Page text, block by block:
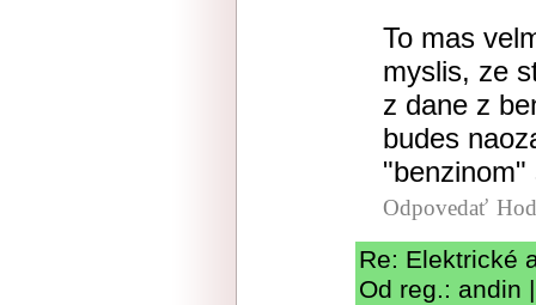
To mas
myslis, ze
z dane z
budes
Odpovedať
Re: Elektrické
Od reg.: andin